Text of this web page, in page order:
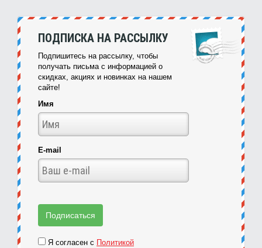
ПОДПИСКА НА РАССЫЛКУ
Подпишитесь на рассылку, чтобы
получать письма с информацией о
скидках, акциях и новинках на нашем
сайте!
Имя
E-mail
Я согласен с Политикой